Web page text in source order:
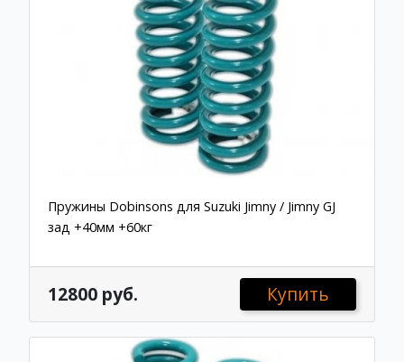
Пружины Dobinsons для Suzuki Jimny / Jimny GJ
зад +40мм +60кг
12800 руб. Купить